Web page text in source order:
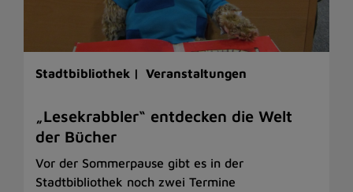
Stadtbibliothek | Veranstaltungen
„Lesekrabbler“ entdecken die Welt
der Bücher
Vor der Sommerpause gibt es in der
Stadtbibliothek noch zwei Termine